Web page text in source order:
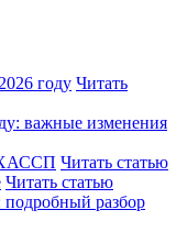
году Читать
важные изменения
ХАССП Читать статью
Читать статью
подробный разбор